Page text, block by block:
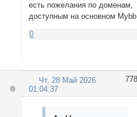
есть пожелания по доменам,
доступным на основном
0
778
Чт, 28 Май 2026
01:04:37